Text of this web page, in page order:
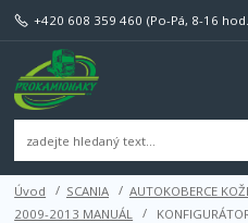
+420 608 359 460 (Po-Pá, 8-16
Úvod SCANIA AUTOKOBERCE
2009-2013 MANUÁL